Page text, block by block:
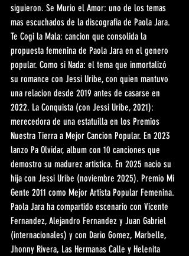
siguieron. Se Murio el Amor: uno de los temas
mas escuchados de la discografia de Paola Jara.
Te Cogi la Mala: cancion que consolida la
propuesta femenina de Paola Jara en el genero
popular. Como si Nada: el tema que inmortalizó
su romance con Jessi Uribe, con quien mantuvo
una relacion desde 2019 antes de casarse en
2022. La Conquista (con Jessi Uribe, 2021):
merecedora de una estatuilla en los Premios
Nuestra Tierra a Mejor Cancion Popular. En 2023
lanzo Pa Olvidar, album con 10 canciones que
demostro su madurez artistica. En 2025 nacio su
hija con Jessi Uribe (noviembre 2025). Premio Mi
Gente 2011 como Mejor Artista Popular Femenina.
Paola Jara ha compartido escenario con Vicente
Fernandez, Alejandro Fernandez y Juan Gabriel
(internacionales) y con Dario Gomez, Marbelle,
Jhonny Rivera, Las Hermanas Calle y Helenita